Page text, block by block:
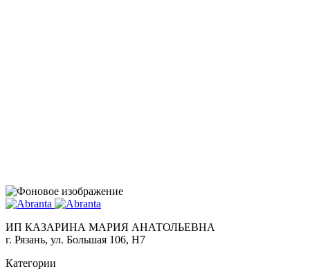
ИП КАЗАРИНА МАРИЯ АНАТОЛЬЕВНА
г. Рязань, ул. Большая 106, Н7
Категории